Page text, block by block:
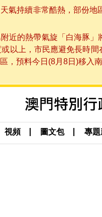
氣持續非常酷熱，部份
近的熱帶氣旋「白海豚
以上，市民應避免長時
，預料今日(8月8日)移入
視頻 圖文包 專題